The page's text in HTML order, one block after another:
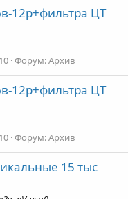
12р+фильтра ЦТ
Форум:Архив
12р+фильтра ЦТ
Форум:Архив
15 тыс